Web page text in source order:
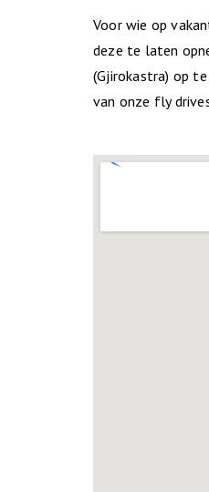
Voor wie op
deze te laten
(Gjirokastra) op
van onze fly